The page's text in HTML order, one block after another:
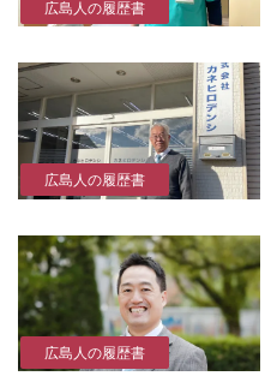
広島人の履歴書
広島人の履歴書
広島人の履歴書